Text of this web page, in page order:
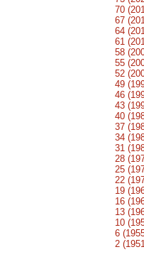
70
67
64
61
58
55
52
49
46
43
40
37
34
31
28
25
22
19
16
13
10
6
2